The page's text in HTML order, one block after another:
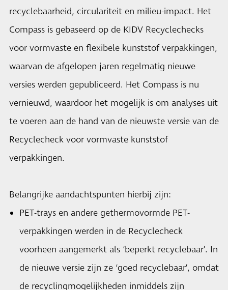
recyclebaarheid, circulariteit en milieu-impact. Het
Compass is gebaseerd op de KIDV Recyclechecks
voor vormvaste en flexibele kunststof verpakkingen,
waarvan de afgelopen jaren regelmatig nieuwe
versies werden gepubliceerd. Het Compass is nu
vernieuwd, waardoor het mogelijk is om analyses uit
te voeren aan de hand van de nieuwste versie van de
Recyclecheck voor vormvaste kunststof
verpakkingen.
Belangrijke aandachtspunten hierbij zijn:
PET-trays en andere gethermovormde PET-
verpakkingen werden in de Recyclecheck
voorheen aangemerkt als ‘beperkt recyclebaar’. In
de nieuwe versie zijn ze ‘goed recyclebaar’, omdat
de recyclingmogelijkheden inmiddels zijn